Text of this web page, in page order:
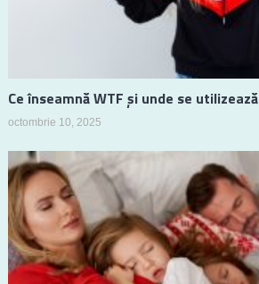
Ce înseamnă WTF și unde se utilizează
octombrie 10, 2025